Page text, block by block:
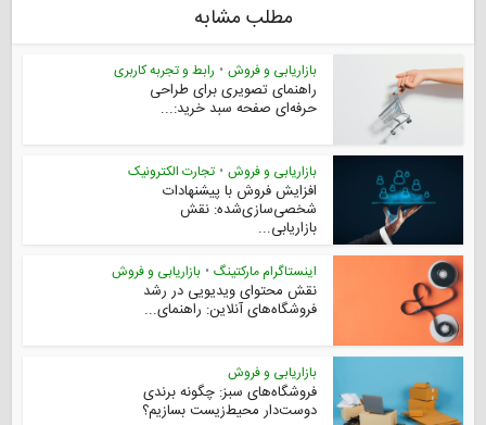
مطلب مشابه
بازاریابی و فروش • رابط و تجربه کاربری
راهنمای تصویری برای طراحی
حرفه‌ای صفحه سبد خرید:...
بازاریابی و فروش • تجارت الکترونیک
افزایش فروش با پیشنهادات
شخصی‌سازی‌شده: نقش
بازاریابی...
اینستاگرام مارکتینگ • بازاریابی و فروش
نقش محتوای ویدیویی در رشد
فروشگاه‌های آنلاین: راهنمای...
بازاریابی و فروش
فروشگاه‌های سبز: چگونه برندی
دوست‌دار محیط‌زیست بسازیم؟